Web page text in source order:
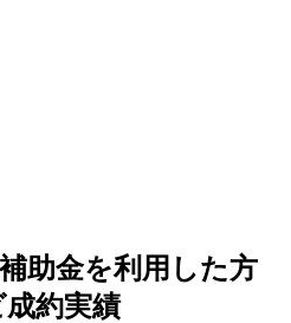
助金を利用した方
約実績